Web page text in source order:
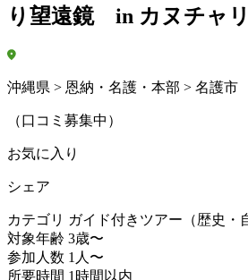
り望遠鏡 in カヌチャ
沖縄県 > 恩納・名護・本部 > 名護市
（口コミ募集中）
お気に入り
シェア
カテゴリ ガイド付きツアー（歴史・
対象年齢 3歳〜
参加人数 1人〜
所要時間 1時間以内